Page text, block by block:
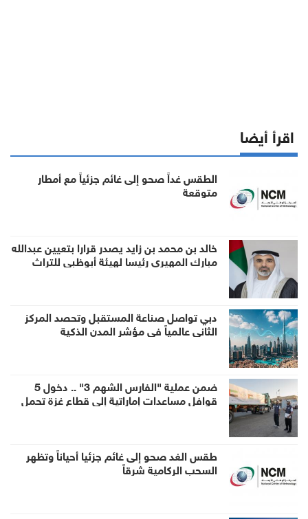
اقرأ أيضا
الطقس غداً صحو إلى غائم جزئياً مع أمطار
متوقعة
خالد بن محمد بن زايد يصدر قرارا بتعيين عبدالله
مبارك المهيري رئيسا لهيئة أبوظبي للتراث
دبي تواصل صناعة المستقبل وتحصد المركز
الثاني عالمياً في مؤشر المدن الذكية
ضمن عملية "الفارس الشهم 3" .. دخول 5
قوافل مساعدات إماراتية إلى قطاع غزة تحمل
1056 طناً من المساعدات الإنسانية
طقس الغد صحو إلى غائم جزئيا أحياناً وتظهر
السحب الركامية شرقاً